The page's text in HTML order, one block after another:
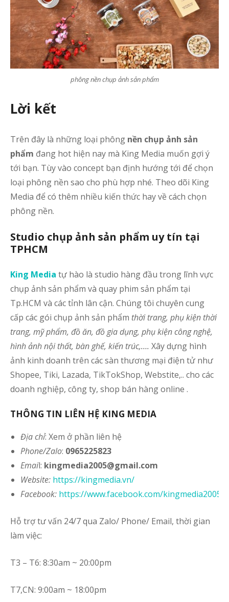
phông nền chụp ảnh sản phẩm
Lời kết
Trên đây là những loại phông nền chụp ảnh sản
phẩm đang hot hiện nay mà King Media muốn gợi ý
tới bạn. Tùy vào concept bạn định hướng tới để chọn
loại phông nền sao cho phù hợp nhé. Theo dõi King
Media để có thêm nhiều kiến thức hay về cách chọn
phông nền.
Studio chụp ảnh sản phẩm uy tín tại
TPHCM
King Media tự hào là studio hàng đầu trong lĩnh vực
chụp ảnh sản phẩm và quay phim sản phẩm tại
Tp.HCM và các tỉnh lân cận. Chúng tôi chuyên cung
cấp các gói chụp ảnh sản phẩm thời trang, phụ kiện thời
trang, mỹ phẩm, đồ ăn, đồ gia dụng, phụ kiện công nghệ,
hình ảnh nội thất, bàn ghế, kiến trúc,…. Xây dựng hình
ảnh kinh doanh trên các sàn thương mại điện tử như
Shopee, Tiki, Lazada, TikTokShop, Webstite,.. cho các
doanh nghiệp, công ty, shop bán hàng online .
THÔNG TIN LIÊN HỆ KING MEDIA
Địa chỉ: Xem ở phần liên hệ
Phone/Zalo: 0965225823
Email: kingmedia2005@gmail.com
Website: https://kingmedia.vn/
Facebook: https://www.facebook.com/kingmedia2005
Hỗ trợ tư vấn 24/7 qua Zalo/ Phone/ Email, thời gian
làm việc:
T3 – T6: 8:30am ~ 20:00pm
T7,CN: 9:00am ~ 18:00pm